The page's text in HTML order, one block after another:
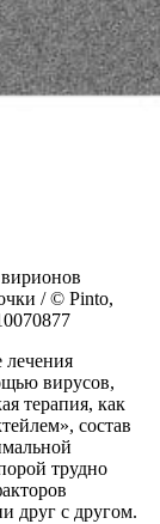
/ © Pinto,
лечения
вирусов,
терапия, как
состав
трудно
друг с другом.